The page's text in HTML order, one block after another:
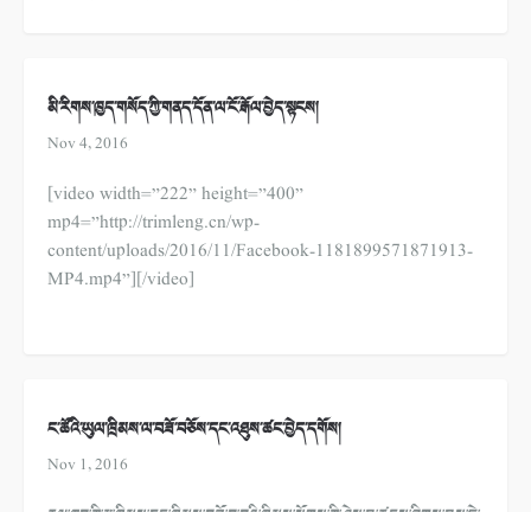
མི་རིགས་ཁྱད་གསོད་ཀྱི་གནད་དོན་ལ་ངོ་རྒོལ་བྱེད་སྟངས།
Nov 4, 2016
[video width=”222” height=”400”
mp4=”http://trimleng.cn/wp-
content/uploads/2016/11/Facebook-1181899571871913-
MP4.mp4”][/video]
ང་ཚོའི་ཡུལ་ཁྲིམས་ལ་བཟོ་བཅོས་དང་འཐུས་ཚང་བྱེད་དགོས།
Nov 1, 2016